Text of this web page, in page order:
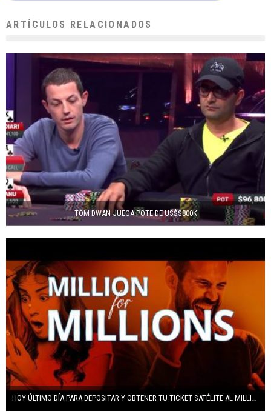
ARTÍCULOS RELACIONADOS
TOM DWAN JUEGA POTE DE US$S800K
HOY ÚLTIMO DÍA PARA DEPOSITAR Y OBTENER TU TICKET SATÉLITE AL MILLION FOR MILLIONS